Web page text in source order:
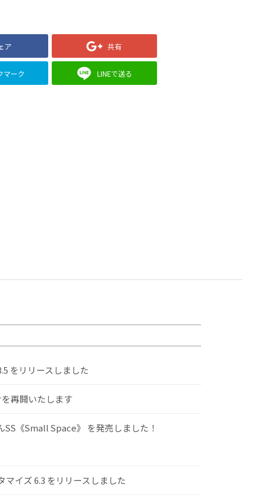
ア 共有
マーク LINEで送る
をリリースしました
再開いたします
SS《Small Space》 を発売しました！
イズ 6.3 をリリースしました